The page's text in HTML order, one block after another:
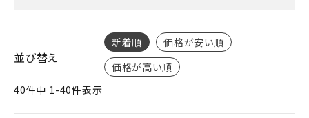
コーポレートサイト
並び替え
新着順
価格が安い順
価格が高い順
40件中 1-40件表示